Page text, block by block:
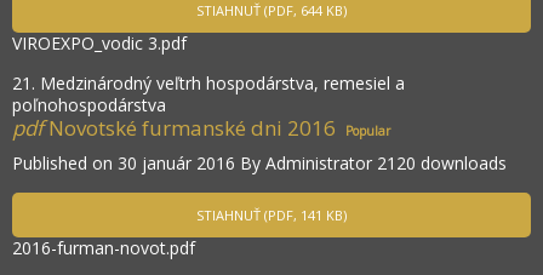
STIAHNUŤ (PDF, 644 KB)
VIROEXPO_vodic 3.pdf
21. Medzinárodný veľtrh hospodárstva, remesiel a
poľnohospodárstva
pdf Novotské furmanské dni 2016 Popular
Published on 30 január 2016 By Administrator 2120 downloads
STIAHNUŤ (PDF, 141 KB)
2016-furman-novot.pdf